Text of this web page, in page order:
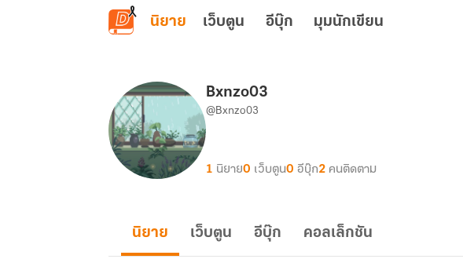
ข้ามไปยังเนื้อหาหลัก
นิยาย เว็บตูน อีบุ๊ก มุมนักเขียน
Bxnzo03
@Bxnzo03
1 นิยาย0 เว็บตูน0 อีบุ๊ก2 คนติดตาม
นิยาย เว็บตูน อีบุ๊ก คอลเล็กชัน